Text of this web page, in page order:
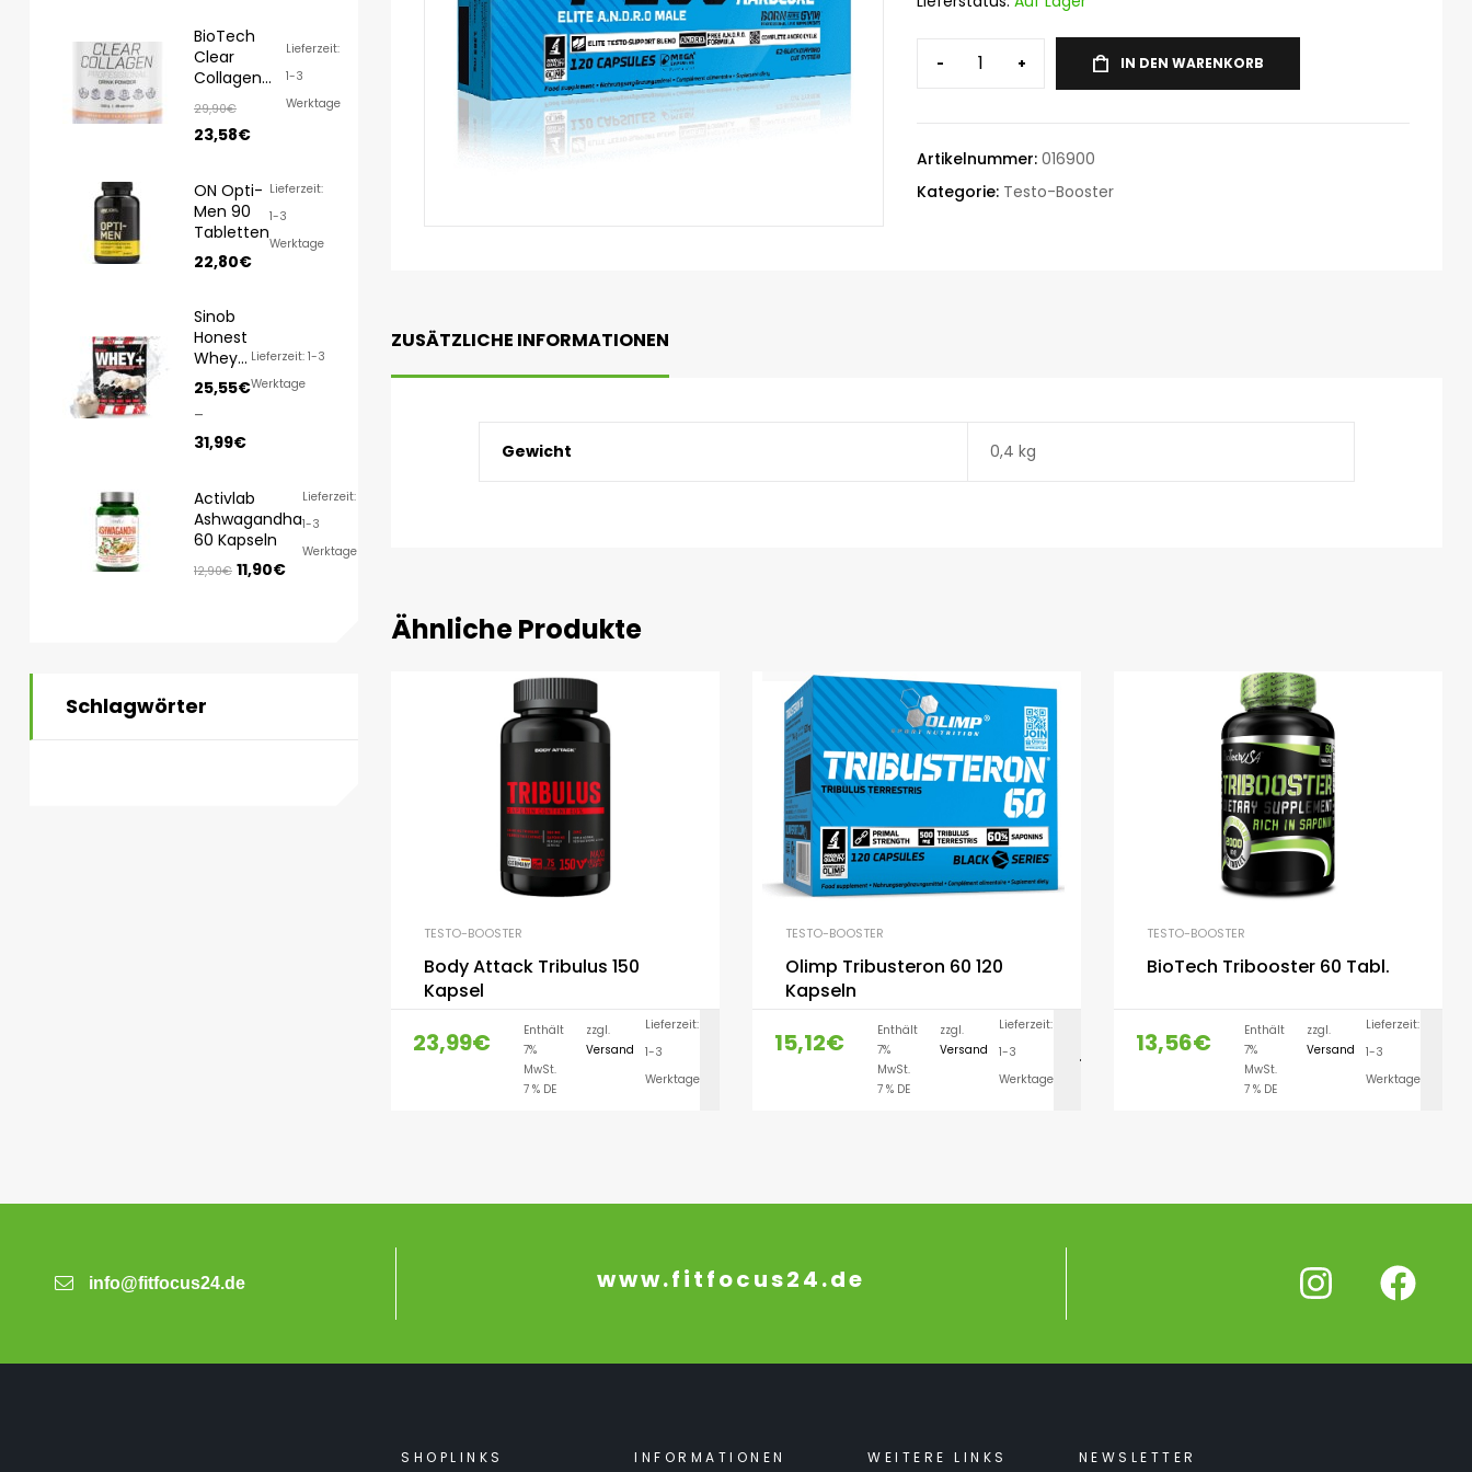
- + IN DEN WARENKORB
Artikelnummer: 016900
Kategorie: Testo-Booster
ZUSÄTZLICHE INFORMATIONEN
Gewicht 0,4 kg
Ähnliche Produkte
TESTO-BOOSTER
Body Attack Tribulus 150
Kapsel
23,99€
Enthält
7%
MwSt.
7 % DE
zzgl.
Versand
Lieferzeit:
1-3
Werktage
IN DEN WARENKORB
TESTO-BOOSTER
Olimp Tribusteron 60 120
Kapseln
15,12€
Enthält
7%
MwSt.
7 % DE
zzgl.
Versand
Lieferzeit:
1-3
Werktage
IN DEN WARENKORB
TESTO-BOOSTER
BioTech Tribooster 60 Tabl.
13,56€
Enthält
7%
MwSt.
7 % DE
zzgl.
Versand
Lieferzeit:
1-3
Werktage
BioTech
Clear
Collagen
350g
29,90€
23,58€
Lieferzeit:
1-3
Werktage
ON Opti-
Men 90
Tabletten
22,80€
Lieferzeit:
1-3
Werktage
Sinob
Honest
Whey
1000g/
820g
25,55€
–
31,99€
Lieferzeit: 1-3
Werktage
Activlab
Ashwagandha
60 Kapseln
12,90€ 11,90€
Lieferzeit:
1-3
Werktage
Schlagwörter
info@fitfocus24.de www.fitfocus24.de
SHOPLINKS INFORMATIONEN WEITERE LINKS NEWSLETTER